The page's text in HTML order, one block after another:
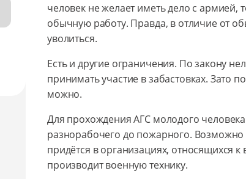
человек не желает иметь дело с армией,
обычную работу. Правда, в отличие от
уволиться.
Есть и другие ограничения. По закону
принимать участие в забастовках. Зато
можно.
Для прохождения АГС молодого
разнорабочего до пожарного.
придётся в организациях, относящихся
производит военную технику.